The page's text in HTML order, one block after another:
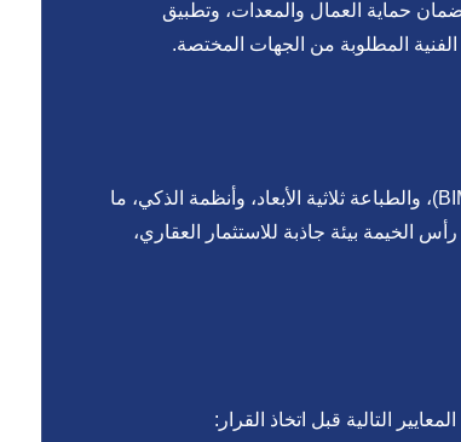
حماية العمال والمعدات، وتطبيق
المطلوبة من الجهات المختصة.
مع التطور الكبير في تقنيات ، بدأت في تبني تقنيات حديثة مثل النمذجة ثلاثية الأبعاد (BIM)، والطباعة ثلاثية الأبعاد، وأنظمة الذكي، ما
الخيمة بيئة جاذبة للاستثمار العقاري،
التالية قبل اتخاذ القرار: